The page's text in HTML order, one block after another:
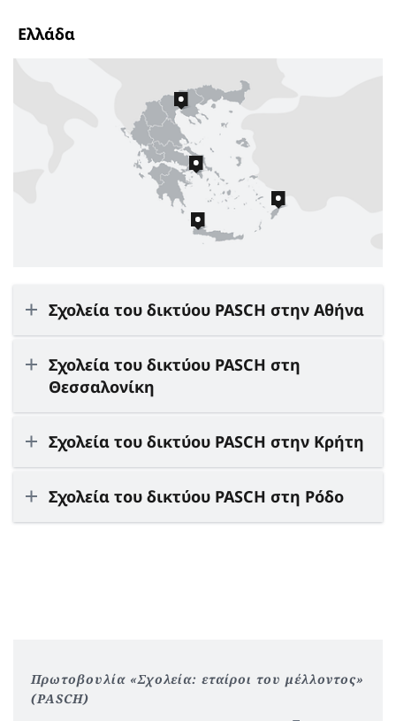
Ελλάδα
Σχολεία του δικτύου PASCH στην Αθήνα
Σχολεία του δικτύου PASCH στη
Θεσσαλονίκη
Σχολεία του δικτύου PASCH στην Κρήτη
Σχολεία του δικτύου PASCH στη Ρόδο
Πρωτοβουλία «Σχολεία: εταίροι του μέλλοντος»
(PASCH)